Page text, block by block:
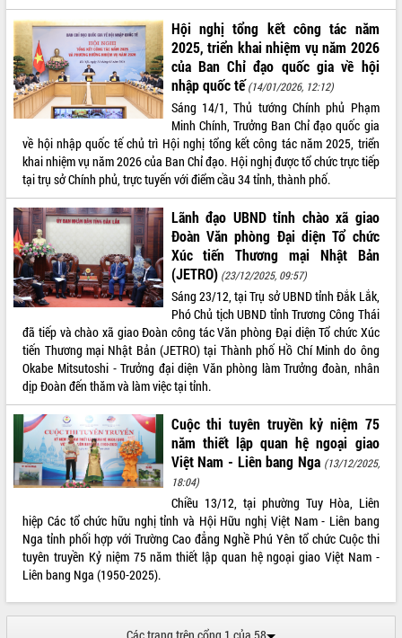
Khám bệnh, cấp phát thuốc miễn phí
và tặng quà người dân xã Cư Pui
Hội nghị UBND tỉnh Đắk Lắk thường kỳ
tháng 7/2026
Lễ truy tặng danh hiệu “Bà Mẹ Việt
Nam Anh hùng” và trao Huân chương
Lao động
UBND tỉnh Đắk Lắk triển khai nhiệm
Kỳ họp thứ Hai, Hội đồng nhân dân
tỉnh khóa XI quyết nghị nhiều nội dung
quan trọng
Bí thư Tỉnh ủy Lương Nguyễn Minh
Triết thăm, tặng quà người có công với
cách mạng
Rà soát, hoàn thiện hệ thống thiết chế
văn hóa, thể thao đáp ứng yêu cầu
phát triển mới
Thường trực HĐND tỉnh Đắk Lắk gặp
mặt Đoàn chuyên gia y tế TP. Hồ Chí
Minh
Lễ truy điệu và an táng hài cốt liệt sĩ
tại Nghĩa trang Liệt sĩ xã Sơn Hòa
Bàn giải pháp tháo gỡ khó khăn trong
xuất khẩu sầu riêng và triển khai quy
định EUDR
Thứ trưởng Bộ Nông nghiệp và Môi
trường Nguyễn Hoàng Hiệp khảo sát
vùng trồng và doanh nghiệp đóng gói
sầu riêng tại Đắk Lắk
ALBUM ẢNH
LIÊN KẾT WEB
THỐNG KÊ TRUY CẬP
Hôm nay: 11472
Tất cả: 66097140
Hội nghị tổng kết công tác năm
2025, triển khai nhiệm vụ năm 2026
của Ban Chỉ đạo quốc gia về hội
nhập quốc tế (14/01/2026, 12:12)
Sáng 14/1, Thủ tướng Chính phủ Phạm
Minh Chính, Trưởng Ban Chỉ đạo quốc gia
về hội nhập quốc tế chủ trì Hội nghị tổng kết công tác năm 2025, triển
khai nhiệm vụ năm 2026 của Ban Chỉ đạo. Hội nghị được tổ chức trực tiếp
tại trụ sở Chính phủ, trực tuyến với điểm cầu 34 tỉnh, thành phố.
Lãnh đạo UBND tỉnh chào xã giao
Đoàn Văn phòng Đại diện Tổ chức
Xúc tiến Thương mại Nhật Bản
(JETRO) (23/12/2025, 09:57)
Sáng 23/12, tại Trụ sở UBND tỉnh Đắk Lắk,
Phó Chủ tịch UBND tỉnh Trương Công Thái
đã tiếp và chào xã giao Đoàn công tác Văn phòng Đại diện Tổ chức Xúc
tiến Thương mại Nhật Bản (JETRO) tại Thành phố Hồ Chí Minh do ông
Okabe Mitsutoshi - Trưởng đại diện Văn phòng làm Trưởng đoàn, nhân
dịp Đoàn đến thăm và làm việc tại tỉnh.
Cuộc thi tuyên truyền kỷ niệm 75
năm thiết lập quan hệ ngoại giao
Việt Nam - Liên bang Nga (13/12/2025,
18:04)
Chiều 13/12, tại phường Tuy Hòa, Liên
hiệp Các tổ chức hữu nghị tỉnh và Hội Hữu nghị Việt Nam - Liên bang
Nga tỉnh phối hợp với Trường Cao đẳng Nghề Phú Yên tổ chức Cuộc thi
tuyên truyền Kỷ niệm 75 năm thiết lập quan hệ ngoại giao Việt Nam -
Liên bang Nga (1950-2025).